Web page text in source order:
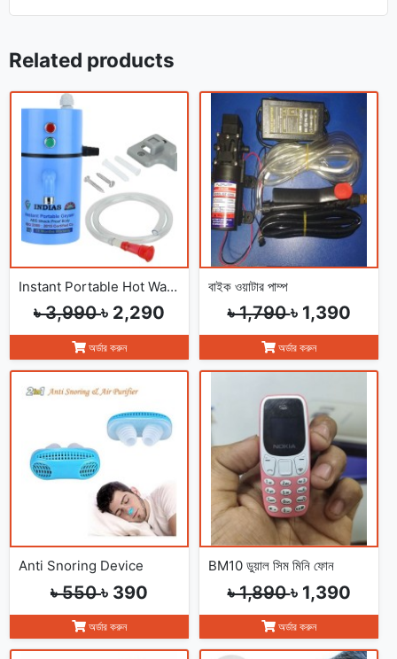
Related products
Instant Portable Hot Water Geyser
৳ 3,990৳ 2,290
অর্ডার করুন
বাইক ওয়াটার পাম্প
৳ 1,790৳ 1,390
অর্ডার করুন
Anti Snoring Device
৳ 550৳ 390
অর্ডার করুন
BM10 ডুয়াল সিম মিনি ফোন
৳ 1,890৳ 1,390
অর্ডার করুন